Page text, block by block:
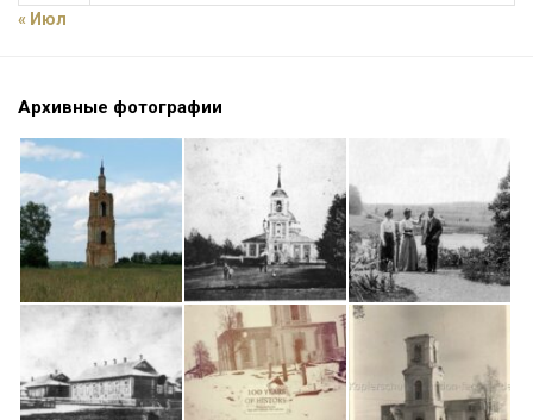
« Июл
Архивные фотографии